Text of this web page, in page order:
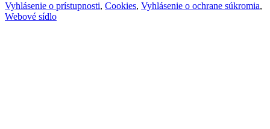
Vyhlásenie o prístupnosti, Cookies, Vyhlásenie o ochrane súkromia,
Webové sídlo